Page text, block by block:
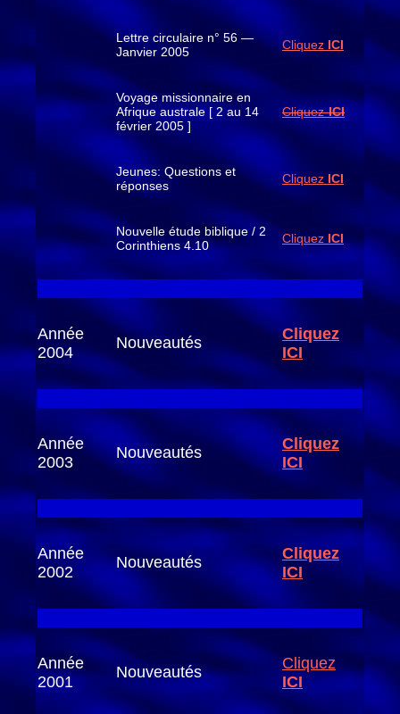
Lettre circulaire n° 56 —
Janvier 2005
Cliquez ICI
Voyage missionnaire en
Afrique australe [ 2 au 14
février 2005 ]
Cliquez-ICI
Jeunes: Questions et
réponses
Cliquez ICI
Nouvelle étude biblique / 2
Corinthiens 4.10
Cliquez ICI
Année
2004
Nouveautés
Cliquez
ICI
Année
2003
Nouveautés
Cliquez
ICI
Année
2002
Nouveautés
Cliquez
ICI
Année
2001
Nouveautés
Cliquez
ICI